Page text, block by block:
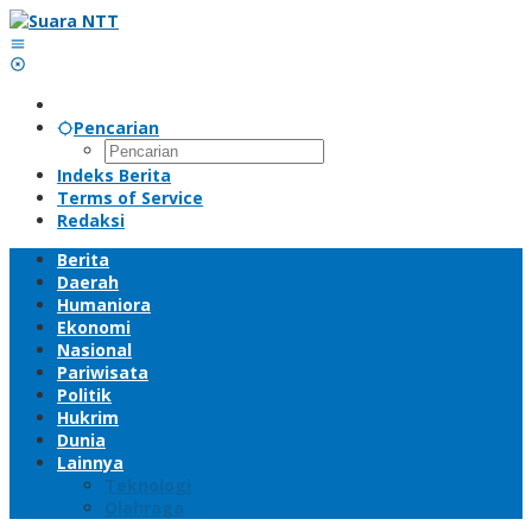
Lewati
ke
konten
Pencarian
Indeks Berita
Terms of Service
Redaksi
Berita
Daerah
Humaniora
Ekonomi
Nasional
Pariwisata
Politik
Hukrim
Dunia
Lainnya
Teknologi
Olahraga